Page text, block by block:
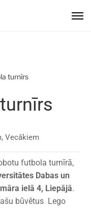
turnīrs
, Vecākiem
futbola turnīrā,
Dabas un
ielā 4, Liepājā.
būvētus Lego